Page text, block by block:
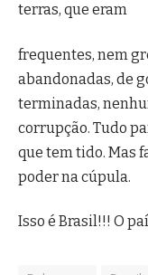
terras, que eram
frequentes, nem
abandonadas, de
terminadas,
corrupção. Tudo
que tem tido. Mas
poder na cúpula.
Isso é Brasil!!! O